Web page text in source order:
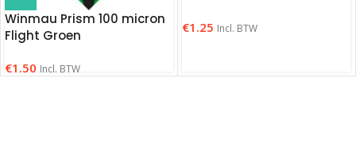
Winmau Prism 100 micron
Flight Groen
€1.50 Incl. BTW
€1.25 Incl. BTW